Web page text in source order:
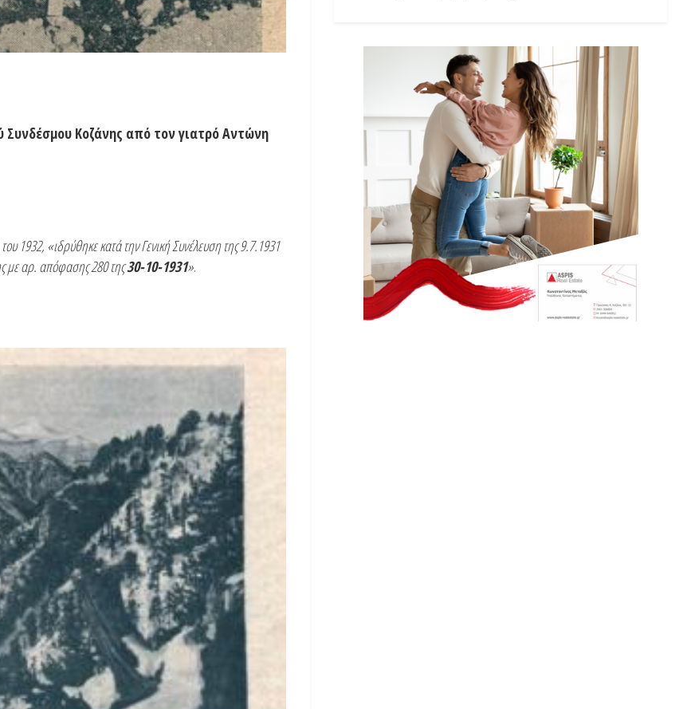
Συνδέσμου Κοζάνης από τον γιατρό Αντώνη
1932, «ιδρύθηκε κατά την Γενική Συνέλευση της 9.7.1931
με αρ. απόφασης 280 της30-10-1931».